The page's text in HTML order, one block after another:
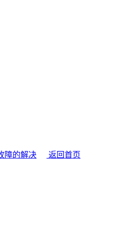
障的解决
返回首页